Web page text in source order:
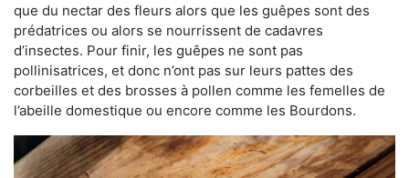
que du nectar des fleurs alors que les guêpes sont des
prédatrices ou alors se nourrissent de cadavres
d’insectes. Pour finir, les guêpes ne sont pas
pollinisatrices, et donc n’ont pas sur leurs pattes des
corbeilles et des brosses à pollen comme les femelles de
l’abeille domestique ou encore comme les Bourdons.